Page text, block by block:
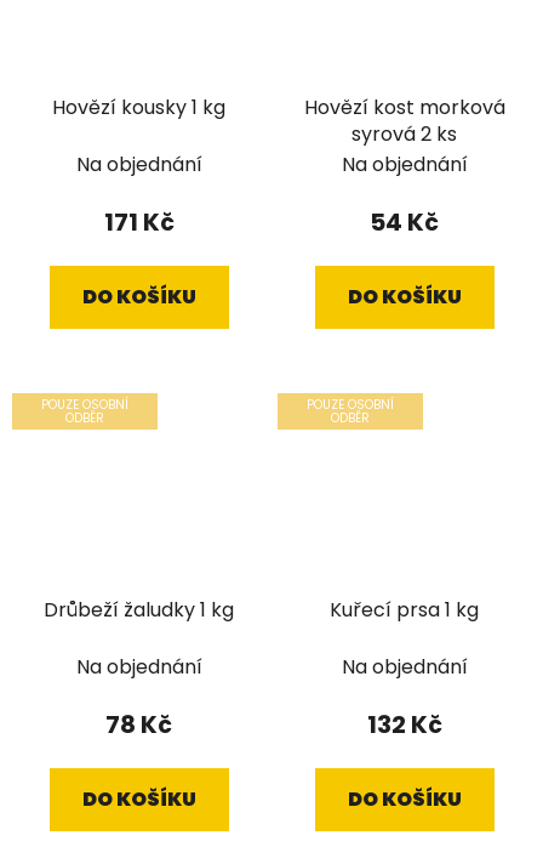
Hovězí kousky 1 kg
Na objednání
171 Kč
DO KOŠÍKU
Hovězí kost morková
syrová 2 ks
Na objednání
54 Kč
DO KOŠÍKU
POUZE OSOBNÍ
ODBĚR
Drůbeží žaludky 1 kg
Na objednání
78 Kč
DO KOŠÍKU
POUZE OSOBNÍ
ODBĚR
Kuřecí prsa 1 kg
Na objednání
132 Kč
DO KOŠÍKU